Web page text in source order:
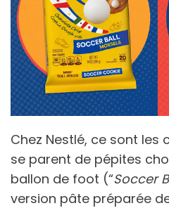
Chez Nestlé, ce sont les
se parent de pépites
ballon de foot (“Soccer
version pâte préparée